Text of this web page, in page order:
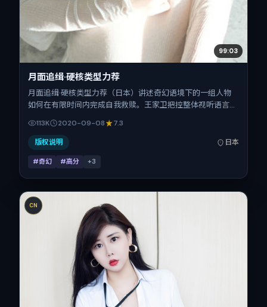
99:03
月面追缉·硬核类型力荐
月面追缉·硬核类型力荐（日本）讲述奇幻语境下的一组人物
如何在有限时间内完成自我救赎。王家卫把控整体视听语言，
定于 2020-09-08 起陆续登陆院线与网络平台，国庆档前后
公映，片长149分钟。
113K 2020-09-08 7.3
版权说明 日本
#奇幻 #高分 +3
CN